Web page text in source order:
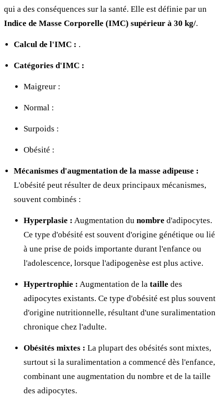
qui a des conséquences sur la santé. Elle est définie par un
Indice de Masse Corporelle (IMC) supérieur à 30 kg/.
Calcul de l'IMC : .
Catégories d'IMC :
Maigreur :
Normal :
Surpoids :
Obésité :
Mécanismes d'augmentation de la masse adipeuse :
L'obésité peut résulter de deux principaux mécanismes,
souvent combinés :
Hyperplasie : Augmentation du nombre d'adipocytes.
Ce type d'obésité est souvent d'origine génétique ou lié
à une prise de poids importante durant l'enfance ou
l'adolescence, lorsque l'adipogenèse est plus active.
Hypertrophie : Augmentation de la taille des
adipocytes existants. Ce type d'obésité est plus souvent
d'origine nutritionnelle, résultant d'une suralimentation
chronique chez l'adulte.
Obésités mixtes : La plupart des obésités sont mixtes,
surtout si la suralimentation a commencé dès l'enfance,
combinant une augmentation du nombre et de la taille
des adipocytes.